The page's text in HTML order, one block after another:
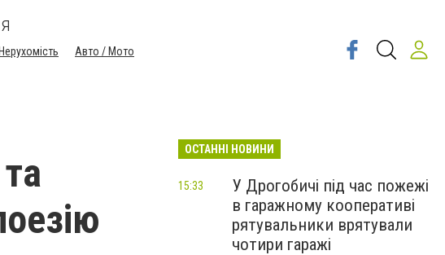
Нерухомість
Авто / Мото
ОСТАННІ НОВИНИ
У Дрогобичі під час пожежі
в гаражному кооперативі
рятувальники врятували
чотири гаражі
15:33